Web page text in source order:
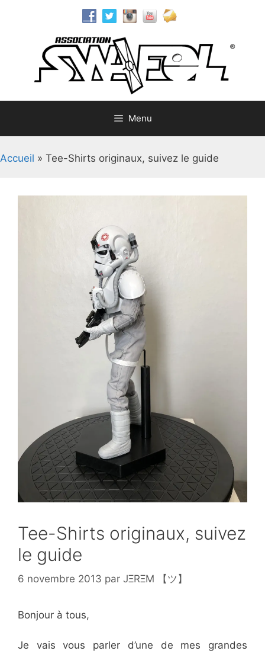
Menu
Accueil » Tee-Shirts originaux, suivez le guide
Tee-Shirts originaux, suivez
le guide
6 novembre 2013 par JΞRΞM 【ツ】
Bonjour à tous,
Je vais vous parler d’une de mes grandes